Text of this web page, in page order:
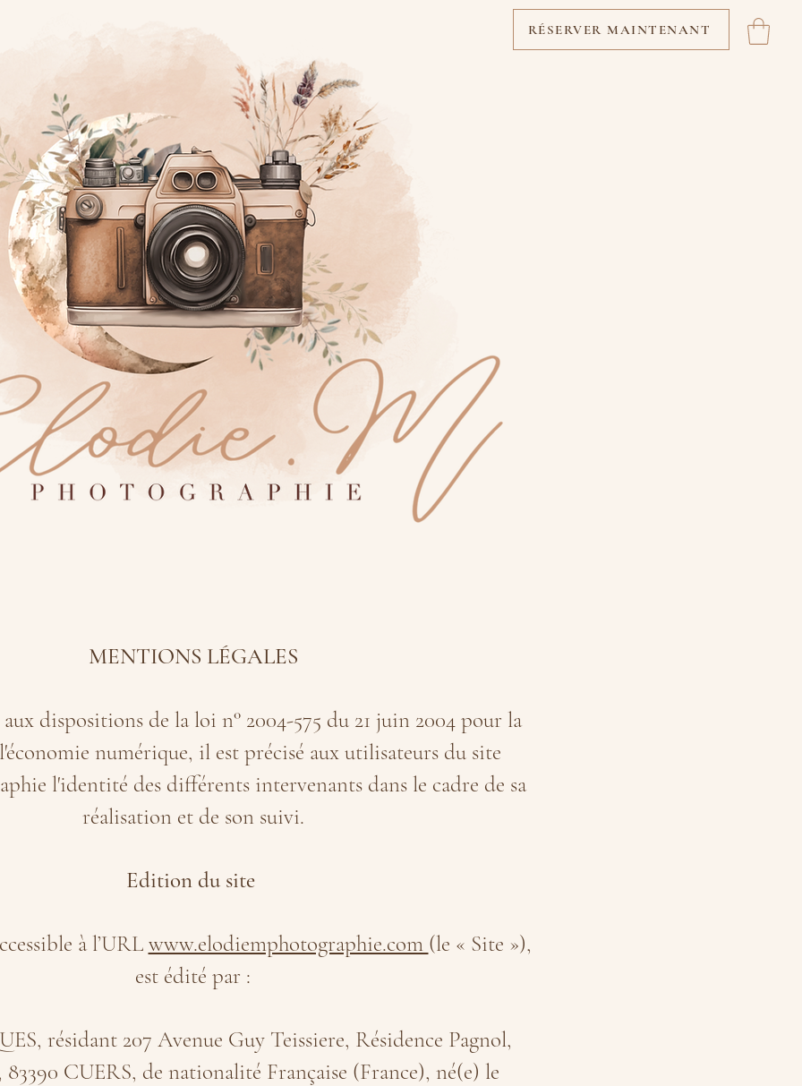
RÉSERVER MAINTENANT
MENTIONS LÉGALES
dispositions de la loi n° 2004-575 du 21 juin 2004 pour la
numérique, il est précisé aux utilisateurs du site
l'identité des différents intervenants dans le cadre de sa
réalisation et de son suivi.
Edition du site
à l’URL www.elodiemphotographie.com (le « Site »),
est édité par :
résidant 207 Avenue Guy Teissiere, Résidence Pagnol,
83390 CUERS, de nationalité Française (France), né(e) le